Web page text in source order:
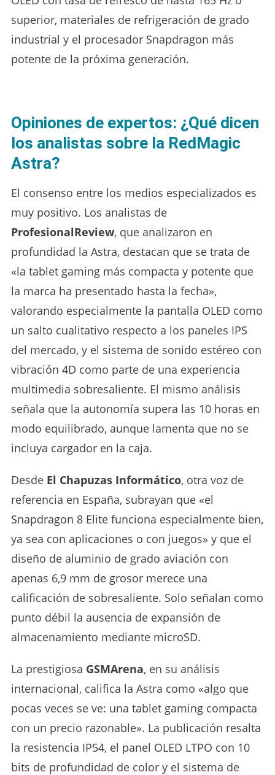
superior, materiales de refrigeración de grado
industrial y el procesador Snapdragon más
potente de la próxima generación.
Opiniones de expertos: ¿Qué dicen
los analistas sobre la RedMagic
Astra?
El consenso entre los medios especializados es
muy positivo. Los analistas de
ProfesionalReview, que analizaron en
profundidad la Astra, destacan que se trata de
«la tablet gaming más compacta y potente que
la marca ha presentado hasta la fecha»,
valorando especialmente la pantalla OLED como
un salto cualitativo respecto a los paneles IPS
del mercado, y el sistema de sonido estéreo con
vibración 4D como parte de una experiencia
multimedia sobresaliente. El mismo análisis
señala que la autonomía supera las 10 horas en
modo equilibrado, aunque lamenta que no se
incluya cargador en la caja.
Desde El Chapuzas Informático, otra voz de
referencia en España, subrayan que «el
Snapdragon 8 Elite funciona especialmente bien,
ya sea con aplicaciones o con juegos» y que el
diseño de aluminio de grado aviación con
apenas 6,9 mm de grosor merece una
calificación de sobresaliente. Solo señalan como
punto débil la ausencia de expansión de
almacenamiento mediante microSD.
La prestigiosa GSMArena, en su análisis
internacional, califica la Astra como «algo que
pocas veces se ve: una tablet gaming compacta
con un precio razonable». La publicación resalta
la resistencia IP54, el panel OLED LTPO con 10
bits de profundidad de color y el sistema de